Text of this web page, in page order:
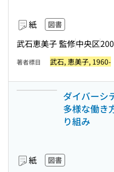
紙 図書
武石恵美子 監修中央区
著者標目 武石, 恵美子, 1960-
ダイバーシ
多様な働き
り組み
紙 図書